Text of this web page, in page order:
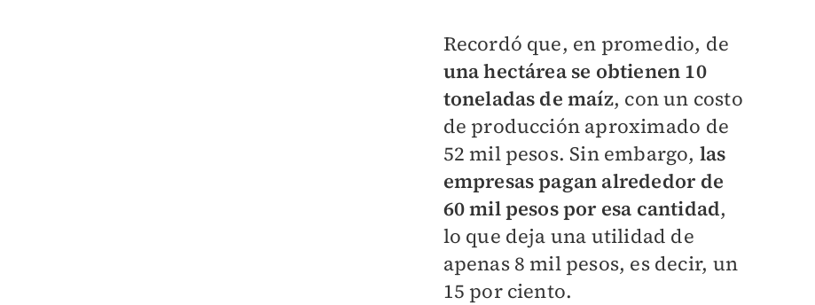
Recordó que, en promedio, de
una hectárea se obtienen 10
toneladas de maíz, con un costo
de producción aproximado de
52 mil pesos. Sin embargo, las
empresas pagan alrededor de
60 mil pesos por esa cantidad,
lo que deja una utilidad de
apenas 8 mil pesos, es decir, un
15 por ciento.